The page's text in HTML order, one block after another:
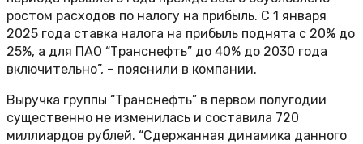
ростом расходов по налогу на прибыль. С 1 января
2025 года ставка налога на прибыль поднята с 20% до
25%, а для ПАО “Транснефть” до 40% до 2030 года
включительно”, – пояснили в компании.
Выручка группы “Транснефть” в первом полугодии
существенно не изменилась и составила 720
миллиардов рублей. “Сдержанная динамика данного